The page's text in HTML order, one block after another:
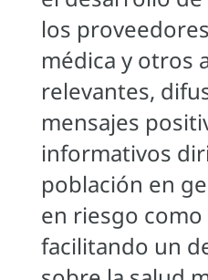
los
médica y otros
relevantes,
mensajes
informativos
población en
en riesgo
facilitando un